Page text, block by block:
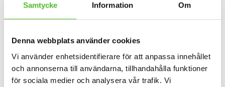
Samtycke Information Om
Denna webbplats använder cookies
Vi använder enhetsidentifierare för att anpassa innehållet
och annonserna till användarna, tillhandahålla funktioner
för sociala medier och analysera vår trafik. Vi